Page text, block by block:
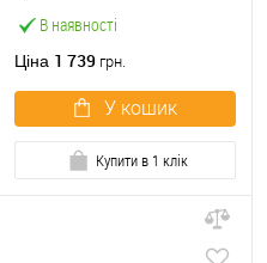
В наявності
Ціна 1 739 грн.
У кошик
Купити в 1 клік